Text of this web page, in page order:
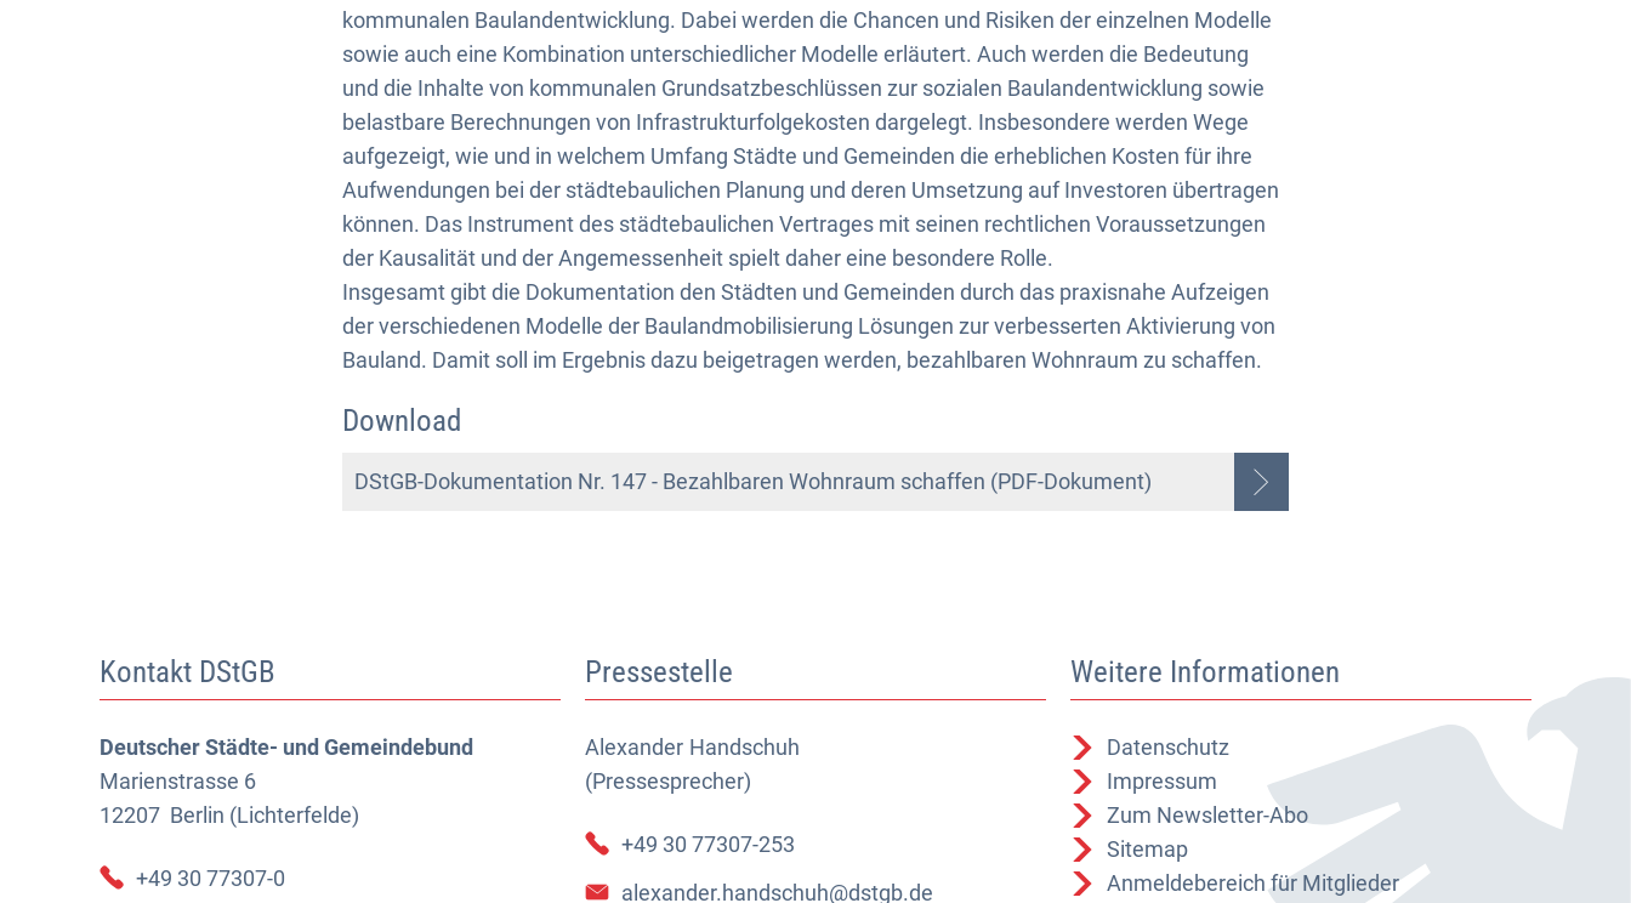
kommunalen Baulandentwicklung. Dabei werden die Chancen und Risiken der einzelnen Modelle
sowie auch eine Kombination unterschiedlicher Modelle erläutert. Auch werden die Bedeutung
und die Inhalte von kommunalen Grundsatzbeschlüssen zur sozialen Baulandentwicklung sowie
belastbare Berechnungen von Infrastrukturfolgekosten dargelegt. Insbesondere werden Wege
aufgezeigt, wie und in welchem Umfang Städte und Gemeinden die erheblichen Kosten für ihre
Aufwendungen bei der städtebaulichen Planung und deren Umsetzung auf Investoren übertragen
können. Das Instrument des städtebaulichen Vertrages mit seinen rechtlichen Voraussetzungen
der Kausalität und der Angemessenheit spielt daher eine besondere Rolle.
Insgesamt gibt die Dokumentation den Städten und Gemeinden durch das praxisnahe Aufzeigen
der verschiedenen Modelle der Baulandmobilisierung Lösungen zur verbesserten Aktivierung von
Bauland. Damit soll im Ergebnis dazu beigetragen werden, bezahlbaren Wohnraum zu schaffen.
Download
DStGB-Dokumentation Nr. 147 - Bezahlbaren Wohnraum schaffen (PDF-Dokument)
Kontakt DStGB
Deutscher Städte- und Gemeindebund
Marienstrasse 6
12207 Berlin (Lichterfelde)
+49 30 77307-0
Pressestelle
Alexander Handschuh
(Pressesprecher)
Alexander Handschuh (Pressesprecher)
+49 30 77307-253
alexander.handschuh@dstgb.de
Weitere Informationen
Datenschutz
Impressum
Zum Newsletter-Abo
Sitemap
Anmeldebereich für Mitglieder